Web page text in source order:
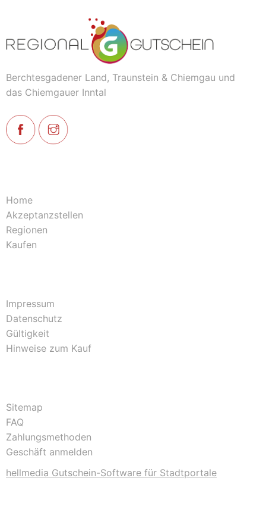
Berchtesgadener Land, Traunstein & Chiemgau und
das Chiemgauer Inntal
Home
Akzeptanzstellen
Regionen
Kaufen
Impressum
Datenschutz
Gültigkeit
Hinweise zum Kauf
Sitemap
FAQ
Zahlungsmethoden
Geschäft anmelden
hellmedia Gutschein-Software für Stadtportale